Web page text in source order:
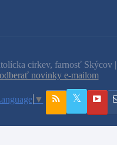
cirkev, farnosť Skýcov |
odberať novinky e-mailom
▼